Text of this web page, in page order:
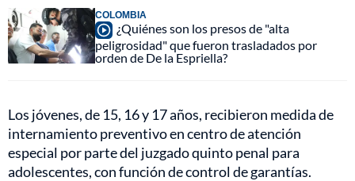
COLOMBIA
¿Quiénes son los presos de "alta
peligrosidad" que fueron trasladados por
orden de De la Espriella?
Los jóvenes, de 15, 16 y 17 años, recibieron medida de
internamiento preventivo en centro de atención
especial por parte del juzgado quinto penal para
adolescentes, con función de control de garantías.